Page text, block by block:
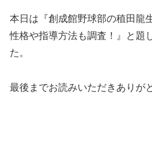
本日は『創成館野球部の稙田龍
性格や指導方法も調査！』と題
た。
最後までお読みいただきありが